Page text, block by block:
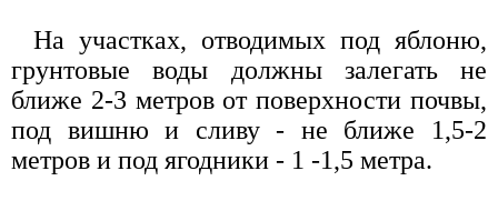
На участках, отводимых под яблоню,
грунтовые воды должны залегать не
ближе 2-3 метров от поверхности почвы,
под вишню и сливу - не ближе 1,5-2
метров и под ягодники - 1 -1,5 метра.